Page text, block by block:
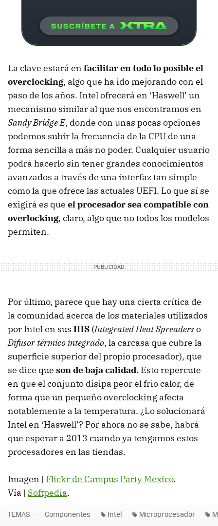
La clave estará en facilitar en todo lo posible el
overclocking, algo que ha ido mejorando con el
paso de los años. Intel ofrecerá en ‘Haswell’ un
mecanismo similar al que nos encontramos en
Sandy Bridge E, donde con unas pocas opciones
podemos subir la frecuencia de la CPU de una
forma sencilla a más no poder. Cualquier usuario
podrá hacerlo sin tener grandes conocimientos
avanzados a través de una interfaz tan simple
como la que ofrece las actuales UEFI. Lo que sí se
exigirá es que el procesador sea compatible con
overlocking, claro, algo que no todos los modelos
permiten.
Por último, parece que hay una cierta crítica de
la comunidad acerca de los materiales utilizados
por Intel en sus IHS (Integrated Heat Spreaderso
Difusor térmico integrado, la carcasa que cubre la
superficie superior del propio procesador), que
se dice que son de baja calidad. Esto repercute
en que el conjunto disipa peor el friocalor, de
forma que un pequeño overclocking afecta
notablemente a la temperatura. ¿Lo solucionará
Intel en ‘Haswell’? Por ahora no se sabe, habrá
que esperar a 2013 cuando ya tengamos estos
procesadores en las tiendas.
Imagen | Flickr de Campus Party Mexico.
Vía | Softpedia.
TEMAS Componentes Intel Microprocesador